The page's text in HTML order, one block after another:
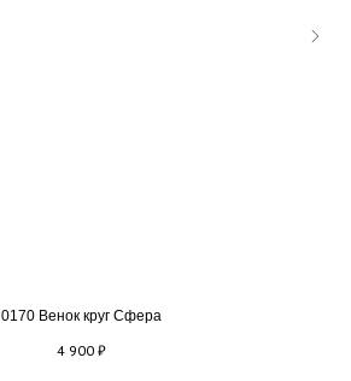
0170 Венок круг Сфера
4 900 ₽